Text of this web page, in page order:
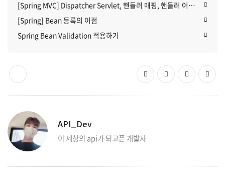
[Spring MVC] Dispatcher Servlet, 핸들러 매핑, 핸들러 어댑터
[Spring] Bean 등록의 이점
Spring Bean Validation 적용하기
API_Dev
이 세상의 api가 되고픈 개발자